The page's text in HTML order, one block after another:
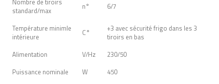
Nombre de tiroirs
standard/max
n° 6/7
Température minimle
intérieure
C°
+3 avec sécurité frigo dans les 3
tiroirs en bas
Alimentation
V/Hz
230/50
Puissance nominale
W
450